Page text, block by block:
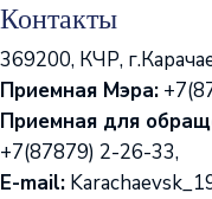
Контакты
369200, КЧР,
Приемная Мэра:
Приемная для
+7(87879) 2-26-33,
E-mail: